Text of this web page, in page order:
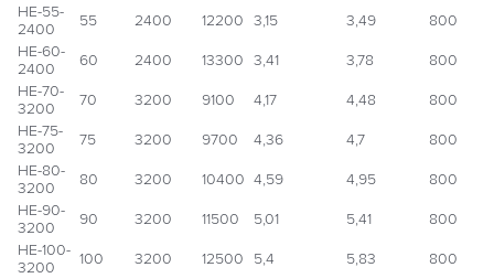
НЕ-55-
2400
55 2400 12200 3,15 3,49
800
НЕ-60-
2400
60 2400 13300 3,41 3,78
800
НЕ-70-
3200
70 3200 9100 4,17 4,48
800
НЕ-75-
3200
75 3200 9700 4,36 4,7
800
НЕ-80-
3200
80 3200 10400 4,59 4,95
800
НЕ-90-
3200
90 3200 11500 5,01 5,41
800
НЕ-100-
3200
100 3200 12500 5,4 5,83
800